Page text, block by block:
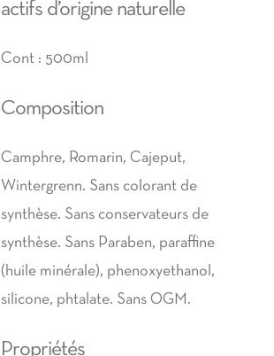
à
actifs d’origine naturelle
Cont : 500ml
Composition
Camphre, Romarin, Cajeput,
Wintergrenn. Sans colorant de
synthèse. Sans conservateurs de
synthèse. Sans Paraben, paraffine
(huile minérale), phenoxyethanol,
silicone, phtalate. Sans OGM.
Propriétés